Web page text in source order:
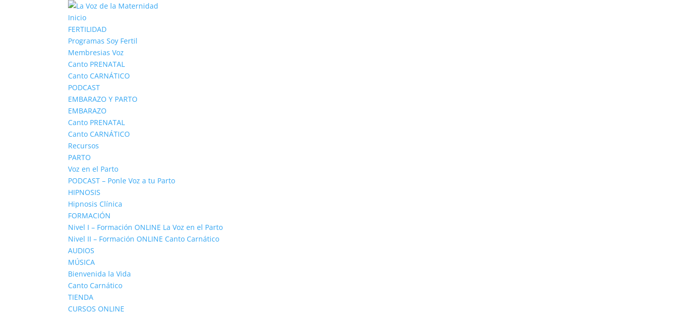
Inicio
FERTILIDAD
Programas Soy Fertil
Membresias Voz
Canto PRENATAL
Canto CARNÁTICO
PODCAST
EMBARAZO Y PARTO
EMBARAZO
Canto PRENATAL
Canto CARNÁTICO
Recursos
PARTO
Voz en el Parto
PODCAST – Ponle Voz a tu Parto
HIPNOSIS
Hipnosis Clínica
FORMACIÓN
Nivel I – Formación ONLINE La Voz en el Parto
Nivel II – Formación ONLINE Canto Carnático
AUDIOS
MÚSICA
Bienvenida la Vida
Canto Carnático
TIENDA
CURSOS ONLINE